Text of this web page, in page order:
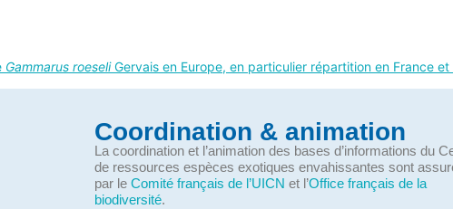
Gammarus roeseliGervais en Europe, en particulier répartition en France
Coordination & animation
La coordination et l’animation des bases d’informations du
de ressources espèces exotiques envahissantes sont
par le Comité français de l’UICN et l’Office français de la
biodiversité.